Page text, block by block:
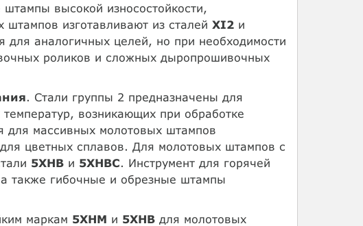
высокой износостойкости,
изготавливают из сталей XI2и
для аналогичных целей, но при необходимости
роликов и сложных дыропрошивочных
. Стали группы 2 предназначены для
возникающих при обработке
для массивных молотовых штампов
цветных сплавов. Для молотовых штампов с
5ХНВи 5ХНВС. Инструмент для горячей
также гибочные и обрезные штампы
маркам 5ХНМ и 5ХНВдля молотовых